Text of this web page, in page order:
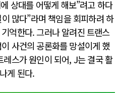
상대를 어떻게 해보”려고 하다
많다”라며 책임을 회피하려 하
억한다. 그러나 알려진 트랜스
사건의 공론화를 망설이게 했
스가 원인이 되어, J는 결국 활
게 된다.